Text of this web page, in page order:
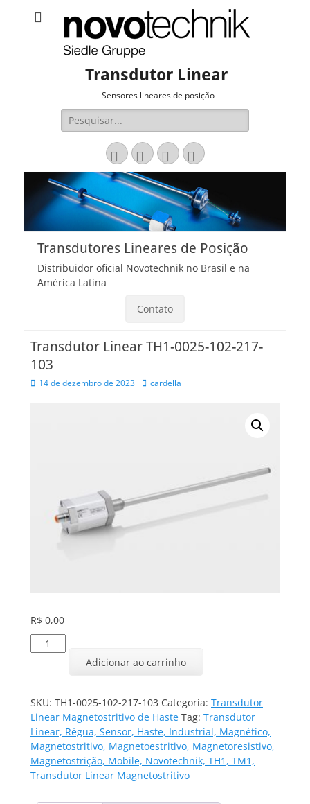
Transdutor Linear
Sensores lineares de posição
Pesquisar
por:
EmailLinkedIn
Website
Fone
Transdutores Lineares de Posição
Distribuidor oficial Novotechnik no Brasil e na
América Latina
Contato
Transdutor Linear TH1-0025-102-217-
103
Posted
14 de dezembro de 2023 Autor
cardella
R$ 0,00
Transdutor
Linear
102-
217-
103
quantidade
Adicionar ao carrinho
SKU: TH1-0025-102-217-103 Categoria: Transdutor
Linear Magnetostritivo de Haste Tag: Transdutor
Linear, Régua, Sensor, Haste, Industrial, Magnético,
Magnetostritivo, Magnetoestritivo, Magnetoresistivo,
Magnetostrição, Mobile, Novotechnik, TH1, TM1,
Transdutor Linear Magnetostritivo